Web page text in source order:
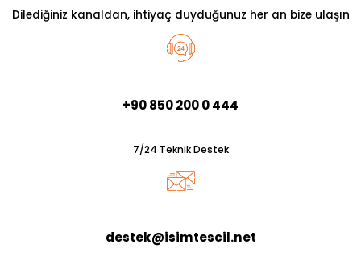
Dilediğiniz kanaldan, ihtiyaç duyduğunuz her an bize ulaşın
+90 850 200 0 444
7/24 Teknik Destek
destek@isimtescil.net